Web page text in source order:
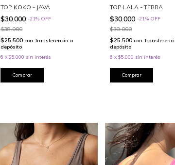
TOP KOKO - JAVA
$30.000 -21% OFF
$38.000
$25.500 con Transferencia o
depósito
6 x $5.000 sin interés
Comprar
TOP LALA - TERRA
$30.000 -21% OFF
$38.000
$25.500 con
depósito
6 x $5.000 sin interés
Comprar